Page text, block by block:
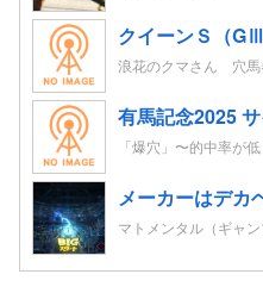
クイーンＳ（
浪花のクマさん 穴馬
マトメンタル（ギャン